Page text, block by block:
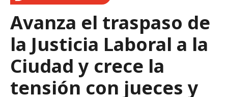
Avanza el traspaso de
la Justicia Laboral a la
Ciudad y crece la
tensión con jueces y